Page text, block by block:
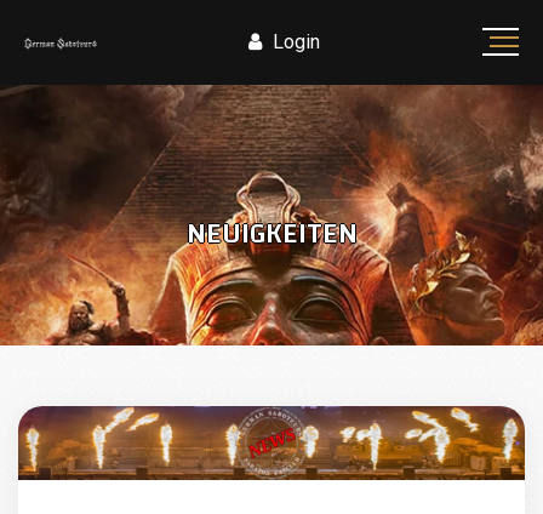
Login
NEUIGKEITEN